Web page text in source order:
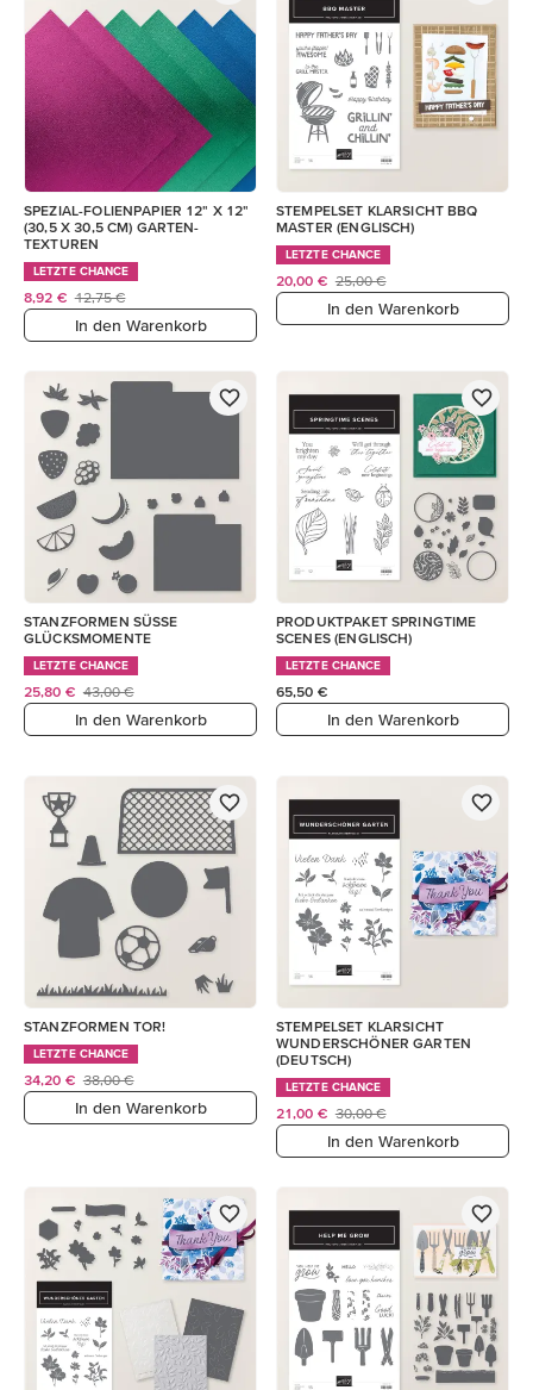
SPEZIAL-FOLIENPAPIER 12" X 12"
(30,5 X 30,5 CM) GARTEN-
TEXTUREN
LETZTE CHANCE
8,92 € 12,75 €
In den Warenkorb
STEMPELSET KLARSICHT BBQ
MASTER (ENGLISCH)
LETZTE CHANCE
20,00 € 25,00 €
In den Warenkorb
STANZFORMEN SÜSSE
GLÜCKSMOMENTE
LETZTE CHANCE
25,80 € 43,00 €
In den Warenkorb
PRODUKTPAKET SPRINGTIME
SCENES (ENGLISCH)
LETZTE CHANCE
65,50 €
In den Warenkorb
STANZFORMEN TOR!
LETZTE CHANCE
34,20 € 38,00 €
In den Warenkorb
STEMPELSET KLARSICHT
WUNDERSCHÖNER GARTEN
(DEUTSCH)
LETZTE CHANCE
21,00 € 30,00 €
In den Warenkorb